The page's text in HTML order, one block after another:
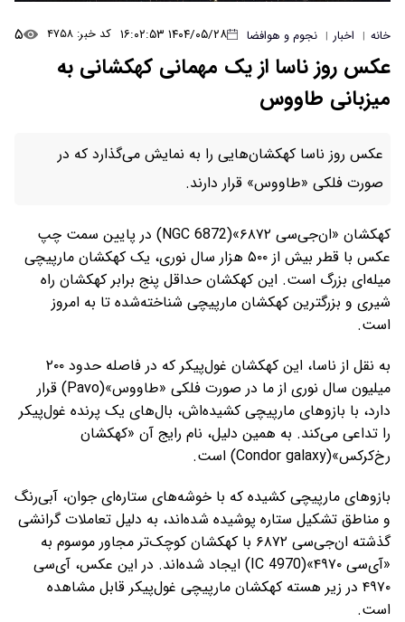
خانه | اخبار | نجوم و هوافضا ۱۴۰۴/۰۵/۲۸ ۱۶:۰۲:۵۳ کد خبر: ۴۷۵۸ ۵
عکس روز ناسا از یک مهمانی کهکشانی به
میزبانی طاووس
عکس روز ناسا کهکشان‌هایی را به نمایش می‌گذارد که در
صورت فلکی «طاووس» قرار دارند.
کهکشان «ان‌جی‌سی ۶۸۷۲»(NGC 6872) در پایین سمت چپ
عکس با قطر بیش از ۵۰۰ هزار سال نوری، یک کهکشان مارپیچی
میله‌ای بزرگ است. این کهکشان حداقل پنج برابر کهکشان راه
شیری و بزرگترین کهکشان مارپیچی شناخته‌شده تا به امروز
است.
به نقل از ناسا، این کهکشان غول‌پیکر که در فاصله حدود ۲۰۰
میلیون سال نوری از ما در صورت فلکی «طاووس»(Pavo) قرار
دارد، با بازوهای مارپیچی کشیده‌اش، بال‌های یک پرنده غول‌پیکر
را تداعی می‌کند. به همین دلیل، نام رایج آن «کهکشان
رخ‌کرکس»(Condor galaxy) است.
بازوهای مارپیچی کشیده که با خوشه‌های ستاره‌ای جوان، آبی‌رنگ
و مناطق تشکیل ستاره پوشیده شده‌اند، به دلیل تعاملات گرانشی
گذشته‌ ان‌جی‌سی ۶۸۷۲ با کهکشان کوچک‌تر مجاور موسوم به
«آی‌سی ۴۹۷۰»(IC 4970) ایجاد شده‌اند. در این عکس، آی‌سی
۴۹۷۰ در زیر هسته‌ کهکشان مارپیچی غول‌پیکر قابل مشاهده
است.